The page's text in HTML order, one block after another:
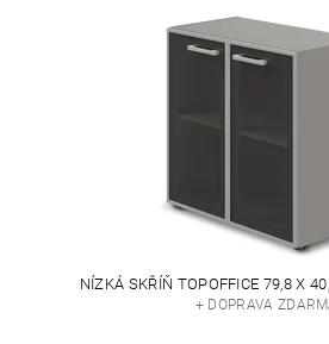
NÍZKÁ SKŘÍŇ TOPOFFICE 79,8 X
+ DOPRAVA